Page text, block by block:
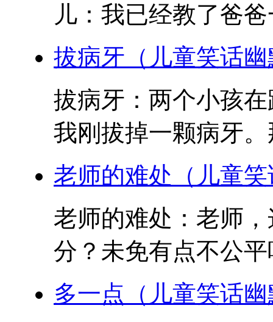
儿：我已经教了爸
拔病牙（儿童笑话
拔病牙：两个小孩
我刚拔掉一颗病牙
老师的难处（儿童
老师的难处：老师
分？未免有点不公
多一点（儿童笑话